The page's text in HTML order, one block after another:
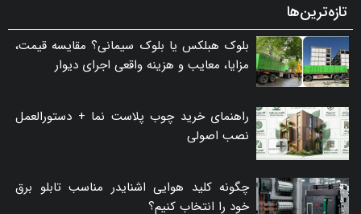
تازه‌ترین‌ها
بلوک هبلکس یا بلوک سیمانی؟ مقایسه قیمت،
مزایا، معایب و هزینه واقعی اجرای دیوار
راهنمای خرید چوب پلاست نما + دستورالعمل
نصب اصولی
چگونه کلید هوایی اشنایدر مناسب تابلو برق
خود را انتخاب کنیم؟